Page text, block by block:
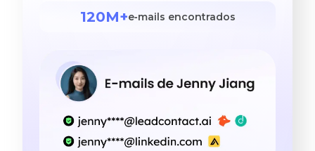
120M+e‑mails encontrados